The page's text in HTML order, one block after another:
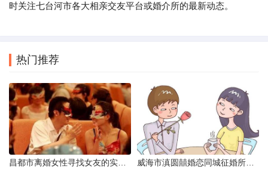
时关注七台河市各大相亲交友平台或婚介所的最新动态。
热门推荐